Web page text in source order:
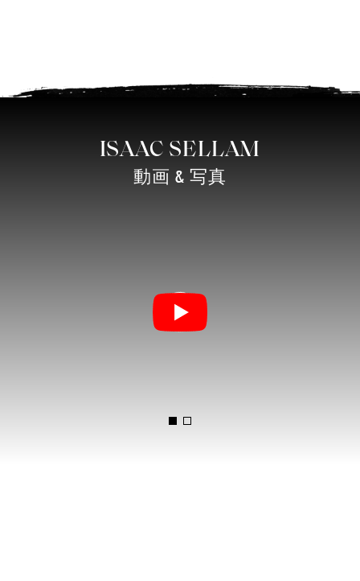
ISAAC SELLAM
動画 & 写真